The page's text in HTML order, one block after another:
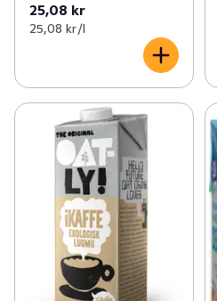
25,08 kr
25,08 kr /l